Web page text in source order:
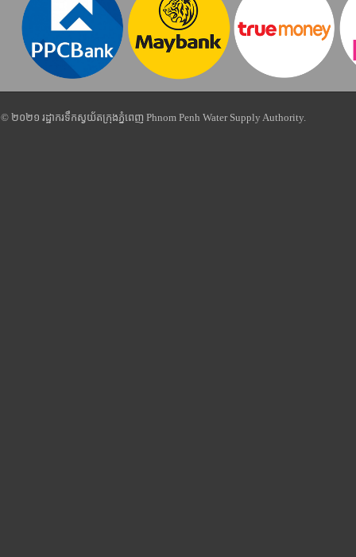
© ២០២១ រដ្ឋាករទឹកស្វយ័តក្រុងភ្នំពេញ Phnom Penh Water Supply Authority.